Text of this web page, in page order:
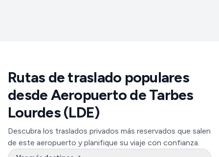
Rutas de traslado populares
desde Aeropuerto de Tarbes
Lourdes (LDE)
Descubra los traslados privados más reservados que salen
de este aeropuerto y planifique su viaje con confianza.